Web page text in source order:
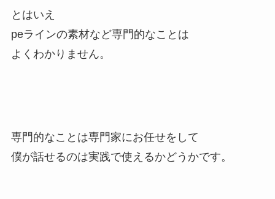
とはいえ
peラインの素材など専門的なことは
よくわかりません。
専門的なことは専門家にお任せをして
僕が話せるのは実践で使えるかどうかです。